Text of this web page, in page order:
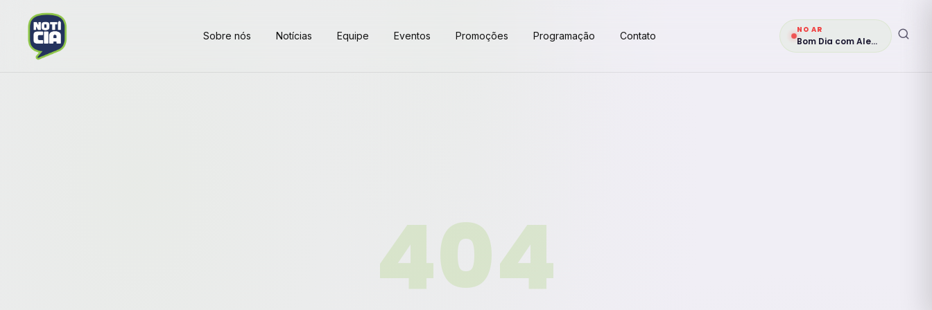
Sobre nós Notícias Equipe Eventos Promoções Programação Contato
NO AR
Bom Dia com Alegria
404